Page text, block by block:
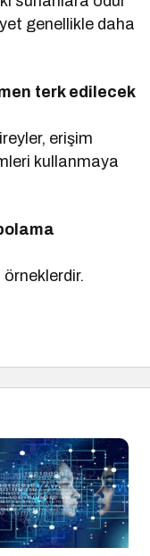
genellikle daha
terk edilecek
erişim
kullanmaya